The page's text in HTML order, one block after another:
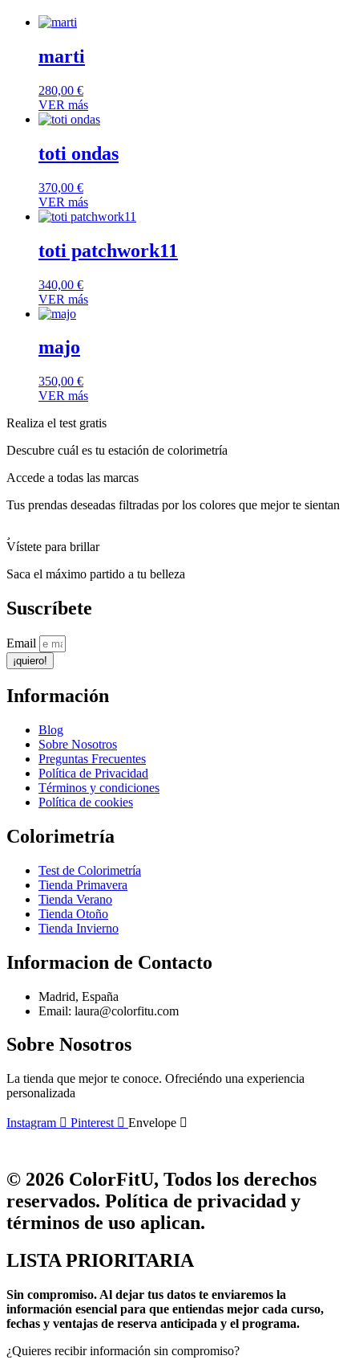
marti
280,00 €
VER más
toti ondas
370,00 €
VER más
toti patchwork11
340,00 €
VER más
majo
350,00 €
VER más
Realiza el test gratis
Descubre cuál es tu estación de colorimetría
Accede a todas las marcas
Tus prendas deseadas filtradas por los colores que mejor te sientan
Vístete para brillar
Saca el máximo partido a tu belleza
Suscríbete
Email
¡quiero!
Información
Blog
Sobre Nosotros
Preguntas Frecuentes
Política de Privacidad
Términos y condiciones
Política de cookies
Colorimetría
Test de Colorimetría
Tienda Primavera
Tienda Verano
Tienda Otoño
Tienda Invierno
Informacion de Contacto
Madrid, España
Email: laura@colorfitu.com
Sobre Nosotros
La tienda que mejor te conoce. Ofreciéndo una experiencia
personalizada
Instagram Pinterest Envelope
© 2026 ColorFitU, Todos los derechos
reservados. Política de privacidad y
términos de uso aplican.
LISTA PRIORITARIA
Sin compromiso. Al dejar tus datos te enviaremos la
información esencial para que entiendas mejor cada curso,
fechas y ventajas de reserva anticipada y el programa.
¿Quieres recibir información sin compromiso?